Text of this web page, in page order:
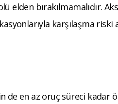
elden bırakılmamalıdır.
karşılaşma riski
de en az oruç süreci kadar